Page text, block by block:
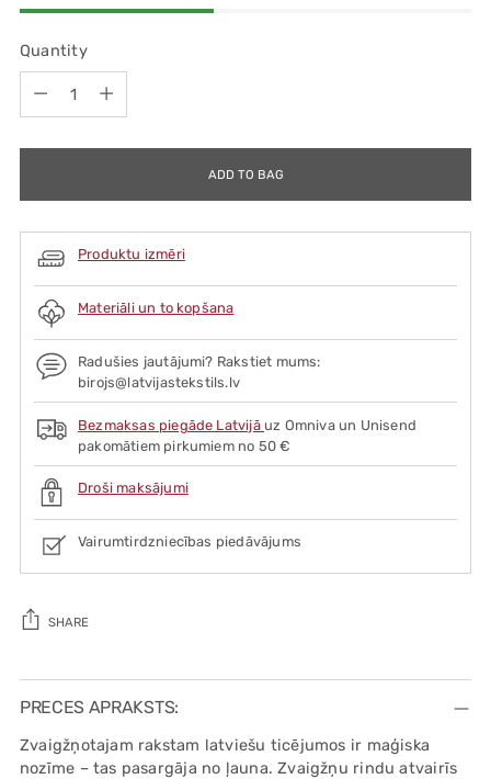
Quantity
ADD TO BAG
Produktu izmēri
Materiāli un to kopšana
Radušies jautājumi? Rakstiet mums:
birojs@latvijastekstils.lv
Bezmaksas piegāde Latvijā uz Omniva un Unisend
pakomātiem pirkumiem no 50 €
Droši maksājumi
Vairumtirdzniecības piedāvājums
SHARE
Adding
product
your
cart
PRECES APRAKSTS:
Zvaigžņotajam rakstam latviešu ticējumos ir maģiska
nozīme – tas pasargāja no ļauna. Zvaigžņu rindu atvairīs